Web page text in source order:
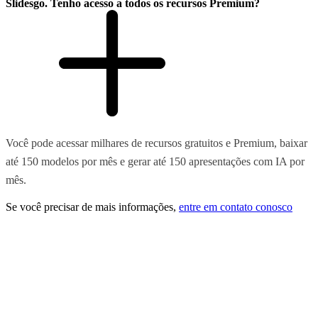
Slidesgo. Tenho acesso a todos os recursos Premium?
Você pode acessar milhares de recursos gratuitos e Premium, baixar
até 150 modelos por mês e gerar até 150 apresentações com IA por
mês.
Se você precisar de mais informações, entre em contato conosco